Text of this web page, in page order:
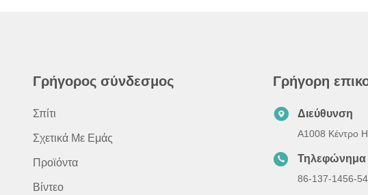
Γρήγορος σύνδεσμος
Σπίτι
Σχετικά Με Εμάς
Προϊόντα
Βίντεο
Γρήγορη
Διεύθυνση
Α1008 Κέντρο
Τηλεφώνημα
86-137-1456-